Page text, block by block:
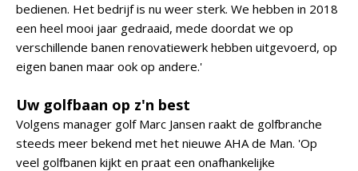
bedienen. Het bedrijf is nu weer sterk. We hebben in 2018
een heel mooi jaar gedraaid, mede doordat we op
verschillende banen renovatiewerk hebben uitgevoerd, op
eigen banen maar ook op andere.'
Uw golfbaan op z'n best
Volgens manager golf Marc Jansen raakt de golfbranche
steeds meer bekend met het nieuwe AHA de Man. 'Op
veel golfbanen kijkt en praat een onafhankelijke